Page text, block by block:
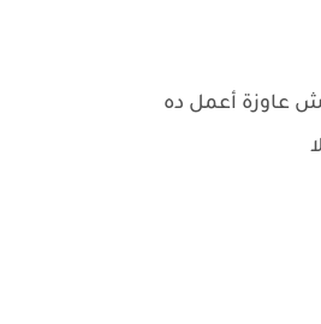
عاوزة أعمل ده